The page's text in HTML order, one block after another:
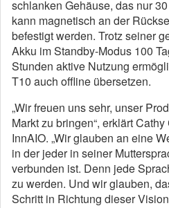
schlanken Gehäuse, das nur
kann magnetisch an der
befestigt werden. Trotz seiner
Akku im Standby-Modus 100
Stunden aktive Nutzung
T10 auch offline übersetzen.
„Wir freuen uns sehr, unser
Markt zu bringen“, erklärt
InnAIO. „Wir glauben an eine
in der jeder in seiner
verbunden ist. Denn jede
zu werden. Und wir glauben,
Schritt in Richtung dieser